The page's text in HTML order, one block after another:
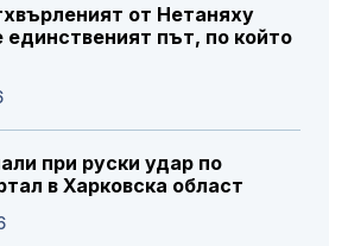
от Нетаняху
единственият път, по който
при руски удар по
в Харковска област